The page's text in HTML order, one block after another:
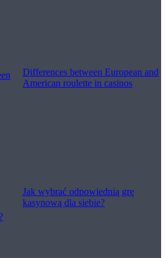
Differences between European and
American roulette in casinos
Jak wybrać odpowiednią grę
kasynową dla siebie?